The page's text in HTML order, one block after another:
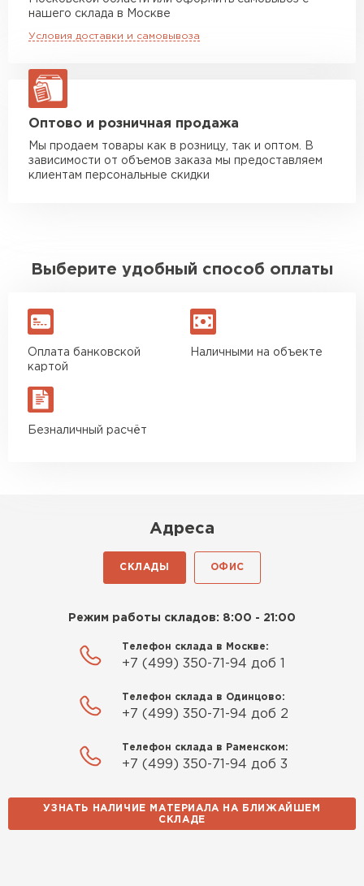
Манипулятор до 10 тн
макс. длина груза 8 м
макс. длина груза 13,5 м
ЗАКАЗАТЬ С ДОСТАВКОЙ
нашего склада в Москве
Условия доставки и самовывоза
Оптово и розничная продажа
Мы продаем товары как в розницу, так и оптом. В
зависимости от объемов заказа мы предоставляем
клиентам персональные скидки
Выберите удобный способ оплаты
Оплата банковской
картой
Наличными на объекте
Безналичный расчёт
Адреса
СКЛАДЫ ОФИС
Режим работы складов: 8:00 - 21:00
Телефон склада в Москве:
+7 (499) 350-71-94 доб 1
Телефон склада в Одинцово:
+7 (499) 350-71-94 доб 2
Телефон склада в Раменском:
+7 (499) 350-71-94 доб 3
УЗНАТЬ НАЛИЧИЕ МАТЕРИАЛА НА БЛИЖАЙШЕМ
СКЛАДЕ